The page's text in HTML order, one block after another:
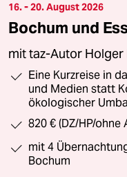
16. - 20. August 2026
Bochum und
mit taz-Autor Holger
Eine Kurzreise in
und Medien statt
ökologischer
820 € (DZ/HP/ohne
mit 4
Bochum